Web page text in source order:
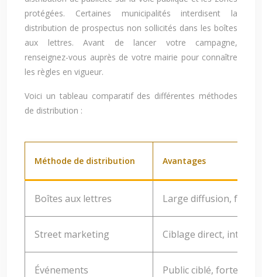
protégées. Certaines municipalités interdisent la
distribution de prospectus non sollicités dans les boîtes
aux lettres. Avant de lancer votre campagne,
renseignez-vous auprès de votre mairie pour connaître
les règles en vigueur.
Voici un tableau comparatif des différentes méthodes
de distribution :
Méthode de distribution Avantages
Boîtes aux lettres Large diffusion, faible
Street marketing Ciblage direct,
Événements Public ciblé, forte